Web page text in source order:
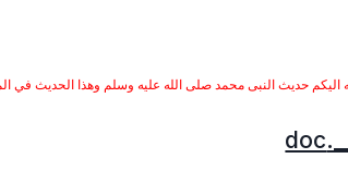
اليكم حديث النبى محمد صلى الله عليه وسلم وهذا الحديث في